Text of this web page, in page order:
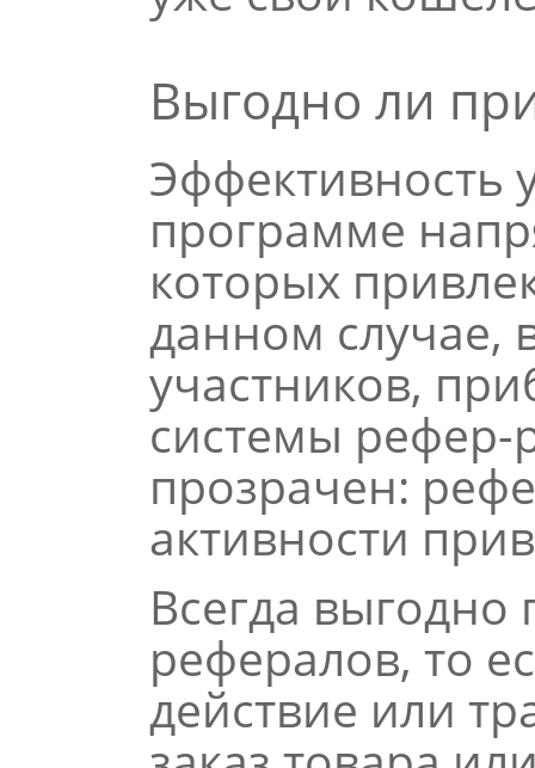
Выгодно ли
Эффективность
программе
которых
данном случае,
участников,
системы рефер-
прозрачен:
активности
Всегда выгодно
рефералов, то
действие или